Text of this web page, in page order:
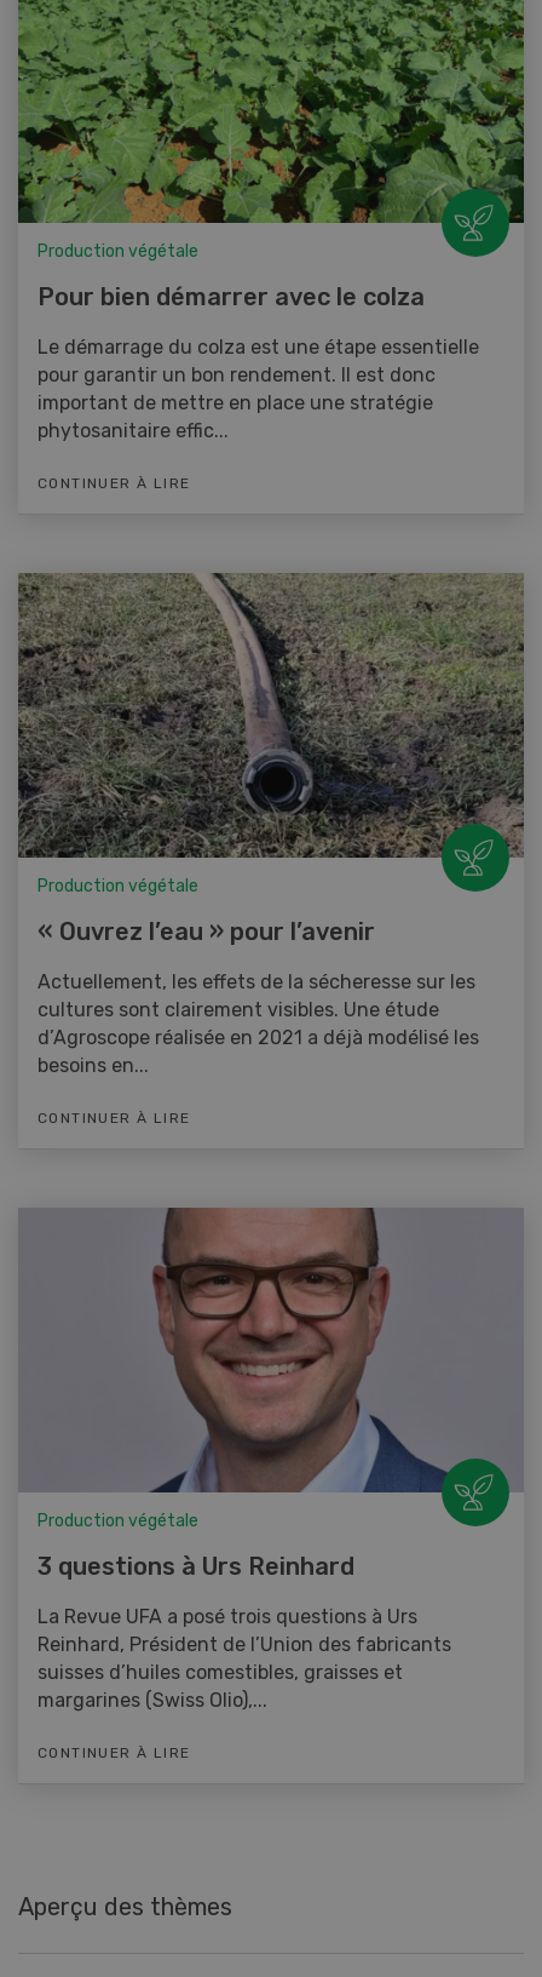
Production végétale
Pour bien démarrer avec le colza
Le démarrage du colza est une étape essentielle
pour garantir un bon rendement. Il est donc
important de mettre en place une stratégie
phytosanitaire effic...
CONTINUER À LIRE
Production végétale
« Ouvrez l’eau » pour l’avenir
Actuellement, les effets de la sécheresse sur les
cultures sont clairement visibles. Une étude
d’Agroscope réalisée en 2021 a déjà modélisé les
besoins en...
CONTINUER À LIRE
Production végétale
3 questions à Urs Reinhard
La Revue UFA a posé trois questions à Urs
Reinhard, Président de l’Union des fabricants
suisses d’huiles comestibles, graisses et
margarines (Swiss Olio),...
CONTINUER À LIRE
Aperçu des thèmes